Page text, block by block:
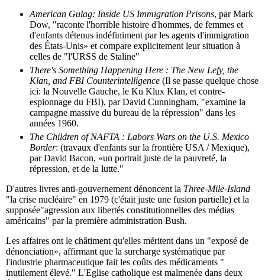
American Gulag: Inside US Immigration Prisons, par Mark
Dow, "raconte l'horrible histoire d'hommes, de femmes et
d'enfants détenus indéfiniment par les agents d'immigration
des États-Unis» et compare explicitement leur situation à
celles de "l'URSS de Staline"
There's Something Happening Here : The New Lefy, the
Klan, and FBI Counterintelligence (Il se passe quelque chose
ici: la Nouvelle Gauche, le Ku Klux Klan, et contre-
espionnage du FBI), par David Cunningham, "examine la
campagne massive du bureau de la répression" dans les
années 1960.
The Children of NAFTA : Labors Wars on the U.S. Mexico
Border: (travaux d'enfants sur la frontière USA / Mexique),
par David Bacon, «un portrait juste de la pauvreté, la
répression, et de la lutte."
D'autres livres anti-gouvernement dénoncent la Three-Mile-Island
"la crise nucléaire" en 1979 (c'était juste une fusion partielle) et la
supposée"agression aux libertés constitutionnelles des médias
américains" par la première administration Bush.
Les affaires ont le châtiment qu'elles méritent dans un "exposé de
dénonciation», affirmant que la surcharge systématique par
l'industrie pharmaceutique fait les coûts des médicaments "
inutilement élevé." L'Eglise catholique est malmenée dans deux